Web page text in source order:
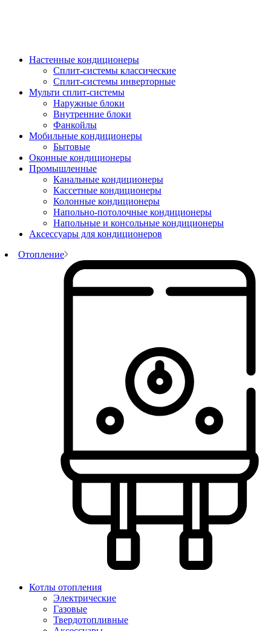
Настенные кондиционеры
Сплит-системы классические
Сплит-системы инверторные
Мульти сплит-системы
Наружные блоки
Внутренние блоки
Фанкойлы
Мобильные кондиционеры
Бытовые
Оконные кондиционеры
Промышленные
Канальные кондиционеры
Кассетные кондиционеры
Колонные кондиционеры
Напольно-потолочные кондиционеры
Напольные и консольные кондиционеры
Аксессуары для кондиционеров
Отопление
Котлы отопления
Электрические
Газовые
Твердотопливные